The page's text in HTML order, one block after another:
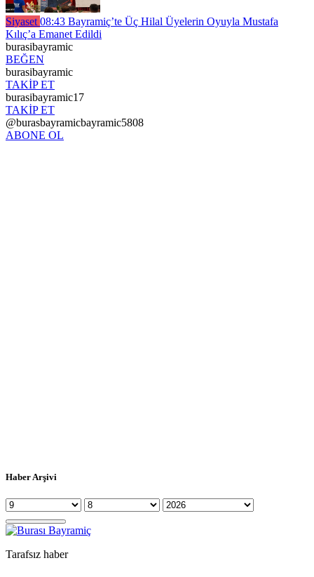
Siyaset 08:43 Bayramiç’te Üç Hilal Üyelerin Oyuyla Mustafa
Kılıç’a Emanet Edildi
burasibayramic
BEĞEN
burasibayramic
TAKİP ET
burasibayramic17
TAKİP ET
@burasbayramicbayramic5808
ABONE OL
Haber Arşivi
Tarafsız haber